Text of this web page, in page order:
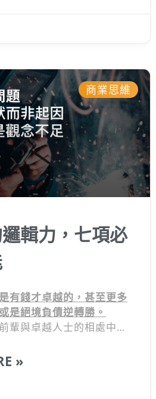
最小努力原則』的概念，
菁英一樣，每件事情都會
它的中心思考很簡單：我
讓我明天可以懶惰一點。
商業思維
輯力，七項必
有錢才卓越的，甚至更多
是絕境負債逆轉勝。
輩與卓越人士的相處中，
要，而現在我自身也不停
»